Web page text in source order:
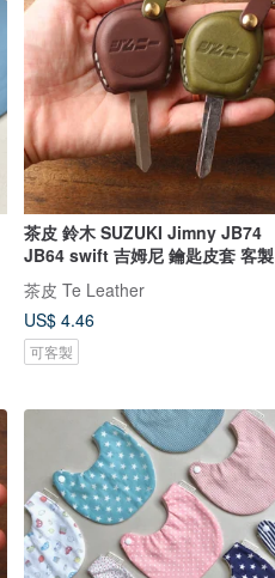
茶皮 鈴木 SUZUKI Jimny JB74
JB64 swift 吉姆尼 鑰匙皮套 客製
茶皮 Te Leather
US$ 4.46
可客製